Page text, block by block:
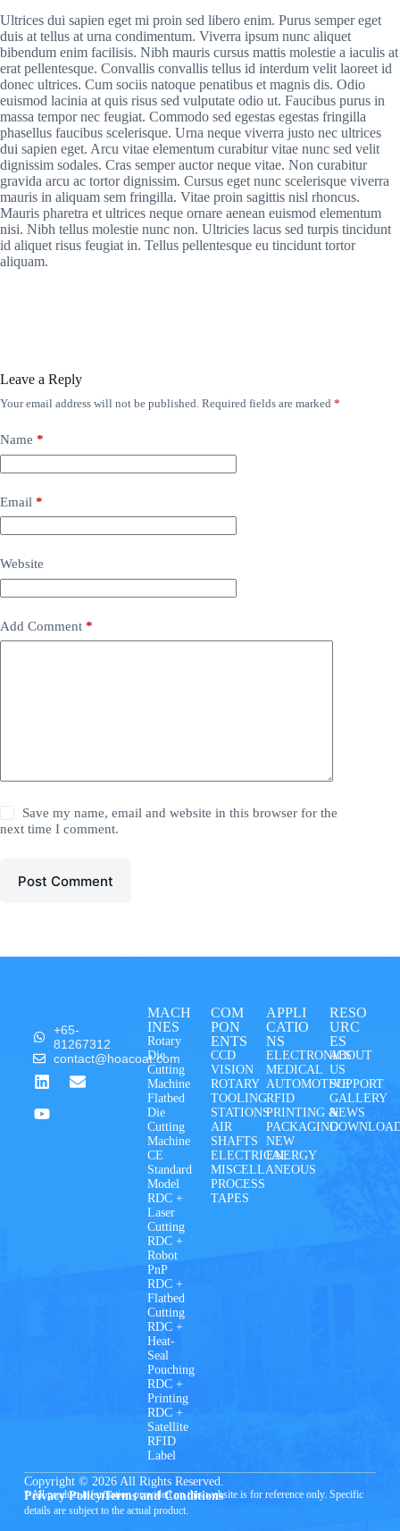
Ultrices dui sapien eget mi proin sed libero enim. Purus semper eget
duis at tellus at urna condimentum. Viverra ipsum nunc aliquet
bibendum enim facilisis. Nibh mauris cursus mattis molestie a iaculis at
erat pellentesque. Convallis convallis tellus id interdum velit laoreet id
donec ultrices. Cum sociis natoque penatibus et magnis dis. Odio
euismod lacinia at quis risus sed vulputate odio ut. Faucibus purus in
massa tempor nec feugiat. Commodo sed egestas egestas fringilla
phasellus faucibus scelerisque. Urna neque viverra justo nec ultrices
dui sapien eget. Arcu vitae elementum curabitur vitae nunc sed velit
dignissim sodales. Cras semper auctor neque vitae. Non curabitur
gravida arcu ac tortor dignissim. Cursus eget nunc scelerisque viverra
mauris in aliquam sem fringilla. Vitae proin sagittis nisl rhoncus.
Mauris pharetra et ultrices neque ornare aenean euismod elementum
nisi. Nibh tellus molestie nunc non. Ultricies lacus sed turpis tincidunt
id aliquet risus feugiat in. Tellus pellentesque eu tincidunt tortor
aliquam.
Leave a Reply
Your email address will not be published. Required fields are marked *
Name *
Email *
Website
Add Comment *
Save my name, email and website in this browser for the
next time I comment.
Post Comment
+65-
81267312
contact@hoacoat.com
MACH
INES
Rotary
Die
Cutting
Machine
Flatbed
Die
Cutting
Machine
CE
Standard
Model
RDC +
Laser
Cutting
RDC +
Robot
PnP
RDC +
Flatbed
Cutting
RDC +
Heat-
Seal
Pouching
RDC +
Printing
RDC +
Satellite
RFID
Label
COM
PON
ENTS
CCD
VISION
ROTARY
TOOLING
STATIONS
AIR
SHAFTS
ELECTRICAL
MISCELLANEOUS
PROCESS
TAPES
APPLI
CATIO
NS
ELECTRONICS
MEDICAL
AUTOMOTIVE
RFID
PRINTING &
PACKAGING
NEW
ENERGY
RESO
URC
ES
ABOUT
US
SUPPORT
GALLERY
NEWS
Copyright © 2026 All Rights Reserved.
Privacy PolicyTerms and Conditions
* All product information provided on this website is for reference only. Specific
details are subject to the actual product.